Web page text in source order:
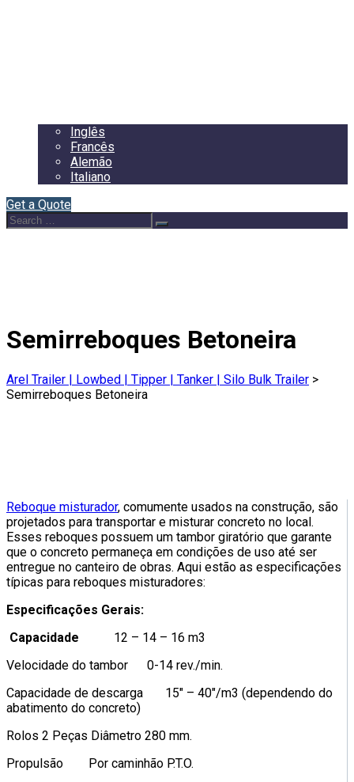
Inglês
Francês
Alemão
Italiano
Get a Quote
Search
for:
Search
Semirreboques Betoneira
Arel Trailer | Lowbed | Tipper | Tanker | Silo Bulk Trailer >
Semirreboques Betoneira
Reboque misturador, comumente usados ​​na construção, são
projetados para transportar e misturar concreto no local.
Esses reboques possuem um tambor giratório que garante
que o concreto permaneça em condições de uso até ser
entregue no canteiro de obras. Aqui estão as especificações
típicas para reboques misturadores:
Especificações Gerais:
Capacidade 12 – 14 – 16 m3
Velocidade do tambor 0-14 rev./min.
Capacidade de descarga 15″ – 40″/m3 (dependendo do
abatimento do concreto)
Rolos 2 Peças Diâmetro 280 mm.
Propulsão Por caminhão P.T.O.